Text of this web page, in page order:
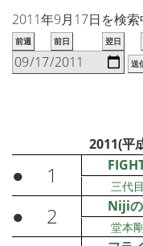
2011年9月17日を検索
前週 前日 翌日
送
2011(平
● 1 三代
● 2 Niji
堂本